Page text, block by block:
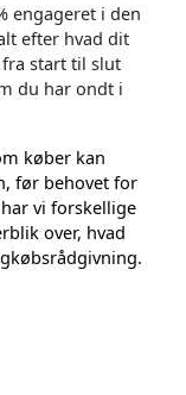
engageret i den
efter hvad dit
start til slut
du har ondt i
køber kan
før behovet for
vi forskellige
over, hvad